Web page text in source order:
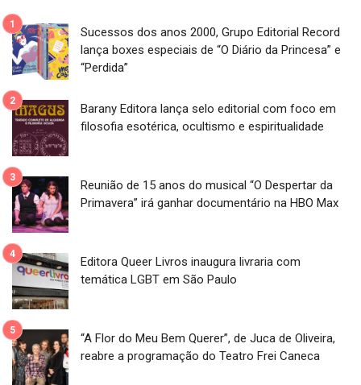
Sucessos dos anos 2000, Grupo Editorial Record
lança boxes especiais de “O Diário da Princesa” e
“Perdida”
Barany Editora lança selo editorial com foco em
filosofia esotérica, ocultismo e espiritualidade
Reunião de 15 anos do musical “O Despertar da
Primavera” irá ganhar documentário na HBO Max
Editora Queer Livros inaugura livraria com
temática LGBT em São Paulo
“A Flor do Meu Bem Querer”, de Juca de Oliveira,
reabre a programação do Teatro Frei Caneca